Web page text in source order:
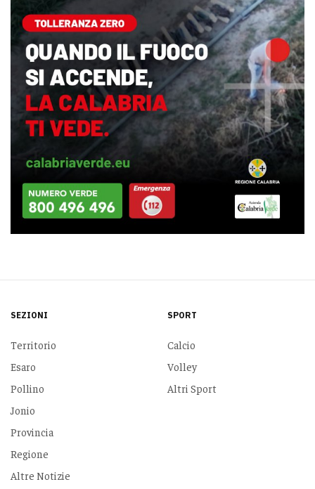
SEZIONI
Territorio
Esaro
Pollino
Jonio
Provincia
Regione
Altre Notizie
SPORT
Calcio
Volley
Altri Sport